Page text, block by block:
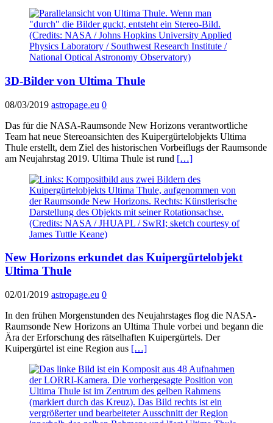
3D-Bilder von Ultima Thule
08/03/2019 astropage.eu 0
Das für die NASA-Raumsonde New Horizons verantwortliche
Team hat neue Stereoansichten des Kuipergürtelobjekts Ultima
Thule erstellt, dem Ziel des historischen Vorbeiflugs der Raumsonde
am Neujahrstag 2019. Ultima Thule ist rund […]
New Horizons erkundet das Kuipergürtelobjekt
Ultima Thule
02/01/2019 astropage.eu 0
In den frühen Morgenstunden des Neujahrstages flog die NASA-
Raumsonde New Horizons an Ultima Thule vorbei und begann die
Ära der Erforschung des rätselhaften Kuipergürtels. Der
Kuipergürtel ist eine Region aus […]